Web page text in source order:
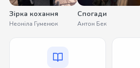
Зірка кохання
Неоніла Гуменюк
Спогади
Антон Бек